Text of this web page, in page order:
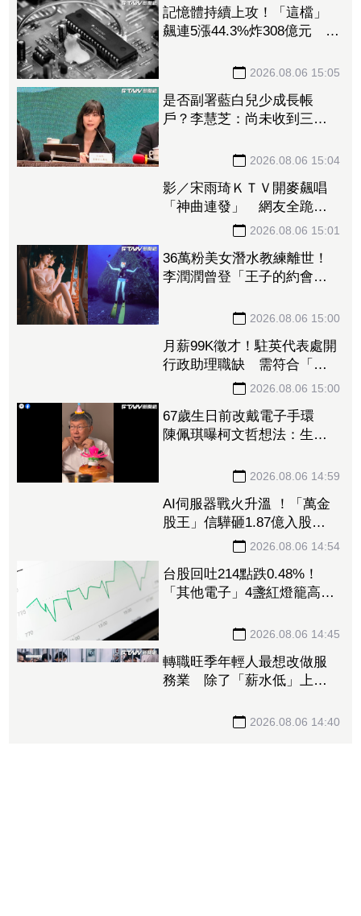
記憶體持續上攻！「這檔」
飆連5漲44.3%炸308億元 南
2026.08.06 15:05
是否副署藍白兒少成長帳
戶？李慧芝：尚未收到三讀
2026.08.06 15:04
影／宋雨琦ＫＴＶ開麥飆唱
「神曲連發」 網友全跪
喊：不愧是高能量小狗！
2026.08.06 15:01
36萬粉美女潛水教練離世！
組超夯高顏值CP 昔日畫面
2026.08.06 15:00
月薪99K徵才！駐英代表處開
行政助理職缺 需符合「這
習？
2026.08.06 15:00
陳佩琪曝柯文哲想法：生活
2026.08.06 14:59
AI伺服器戰火升溫 ！「萬金
M31 股價飆近半根炸53.06
億成交額
2026.08.06 14:54
台股回吐214點跌0.48%！
掛 金融業成提款機挫逾2%
2026.08.06 14:45
轉職旺季年輕人最想改做服